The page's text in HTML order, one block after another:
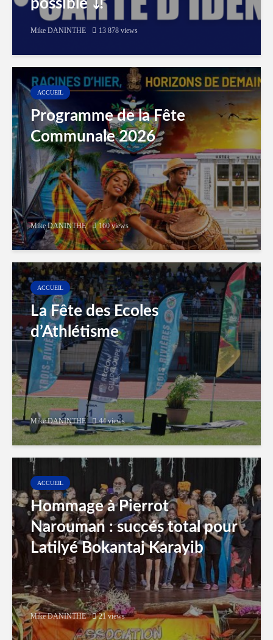
possible ⤵️!
Mike DANINTHE 13 878 views
ACCUEIL
Programme de la Fête
Communale 2026
Mike DANINTHE 160 views
ACCUEIL
La Fête des Ecoles
d’Athlétisme
Mike DANINTHE 44 views
ACCUEIL
Hommage à Pierrot
Narouman : succés total pour
Latilyé Bokantaj Karayib
Mike DANINTHE 21 views